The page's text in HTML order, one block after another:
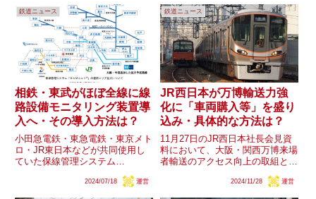
鉄道ニュース
相鉄・東武がほぼ全線に線
路設備モニタリング装置導
入へ・その導入方法は？
小田急電鉄・東急電鉄・東京メト
ロ・JR東日本などが共同使用し
ていた保線管理システム
鉄道が加わり、この2社線でも線
2024/07/18 運営
鉄道ニュース
JR西日本が万博輸送力強
化に「車両購入等」を盛り
込み・具体的な方法は？
11月27日のJR西日本社長会見資
料において、大阪・関西万博来場
者輸送のアクセス向上の取組とし
が含まれていることが分かりまし
2024/11/28 運営